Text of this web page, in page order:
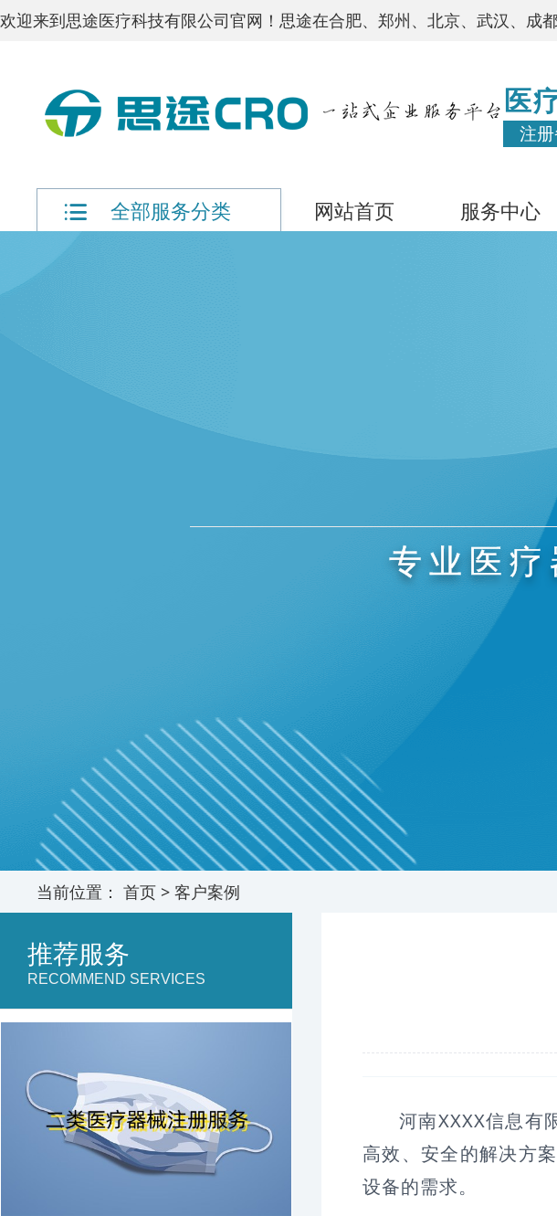
欢迎来到思途医疗科技有限公司官网！思途在合肥、郑州、北京、武汉、成
医
注
全部服务分类 网站首页 服务中心
专业医
当前位置：首页 >客户案例
推荐服务
RECOMMEND SERVICES
河南XXXX信息有
高效、安全的解决方
设备的需求。